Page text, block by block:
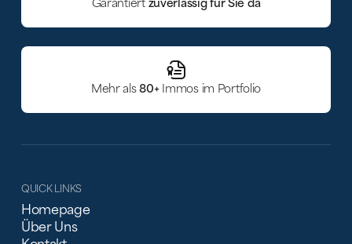
Garantiert zuverlässig für Sie da
Mehr als80+Immos im Portfolio
QUICK LINKS
Homepage
Über Uns